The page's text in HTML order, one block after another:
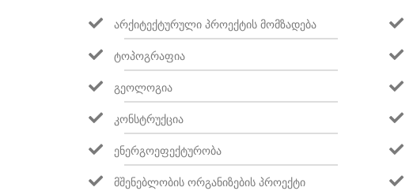
ᲐᲠᲥᲘᲢᲔᲥᲢᲣᲠᲣᲚᲘ ᲞᲠᲝᲔᲥᲢᲘᲡ ᲛᲝᲛᲖᲐᲓᲔᲑᲐ
ᲢᲝᲞᲝᲒᲠᲐᲤᲘᲐ
ᲒᲔᲝᲚᲝᲒᲘᲐ
ᲙᲝᲜᲡᲢᲠᲣᲥᲪᲘᲐ
ᲔᲜᲔᲠᲒᲝᲔᲤᲔᲥᲢᲣᲠᲝᲑᲐ
ᲛᲨᲔᲜᲔᲑᲚᲝᲑᲘᲡ ᲝᲠᲒᲐᲜᲘᲖᲔᲑᲘᲡ ᲞᲠᲝᲔᲥᲢᲘ